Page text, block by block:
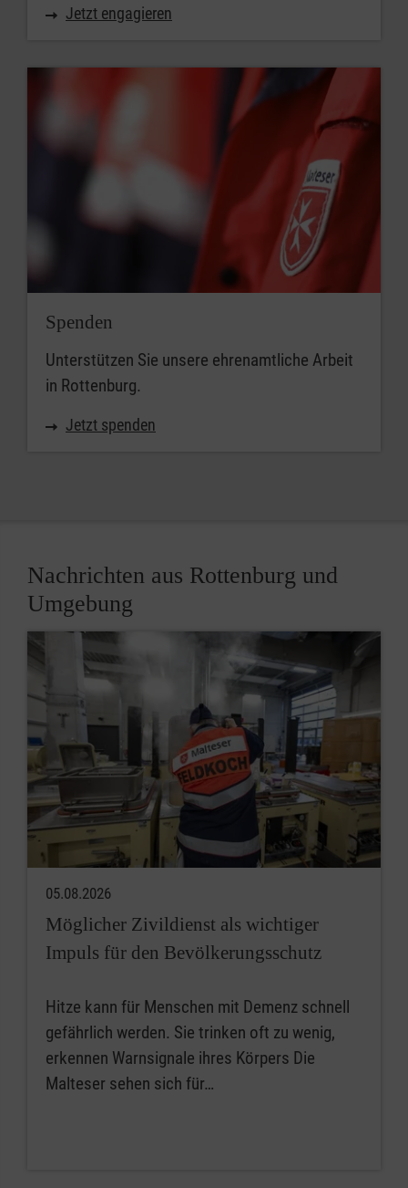
Jetzt engagieren
Spenden
Unterstützen Sie unsere ehrenamtliche Arbeit
in Rottenburg.
Jetzt spenden
Nachrichten aus Rottenburg und
Umgebung
05.08.2026
Möglicher Zivildienst als wichtiger
Impuls für den Bevölkerungsschutz
Hitze kann für Menschen mit Demenz schnell
gefährlich werden. Sie trinken oft zu wenig,
erkennen Warnsignale ihres Körpers Die
Malteser sehen sich für…